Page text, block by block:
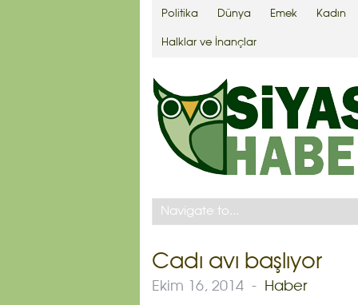
Politika Dünya Emek Kadın
Halklar ve İnançlar
Cadı avı başlıyor
Ekim 16, 2014 - Haber